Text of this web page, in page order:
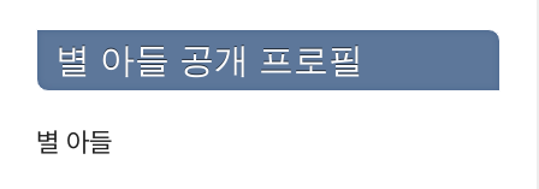
별 아들 공개 프로필
별 아들